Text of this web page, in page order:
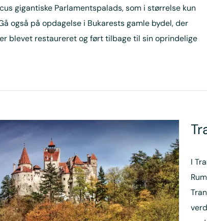
gigantiske Parlamentspalads, som i størrelse kun
også på opdagelse i Bukarests gamle bydel, der
blevet restaureret og ført tilbage til sin oprindelige
I